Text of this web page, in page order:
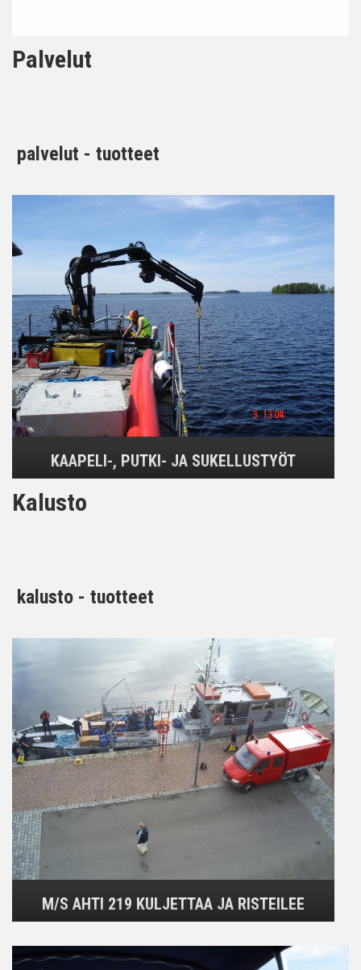
Palvelut
palvelut - tuotteet
KAAPELI-, PUTKI- JA SUKELLUSTYÖT
Kalusto
kalusto - tuotteet
M/S AHTI 219 KULJETTAA JA RISTEILEE